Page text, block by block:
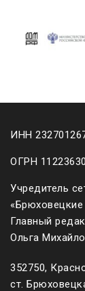
ИНН
ОГРН
Учредитель
«Брюховецкие
Главный
Ольга
352750,
ст.